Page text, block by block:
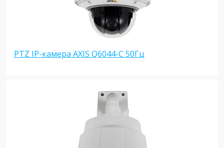
PTZ IP-камера AXIS Q6044-C 50Гц